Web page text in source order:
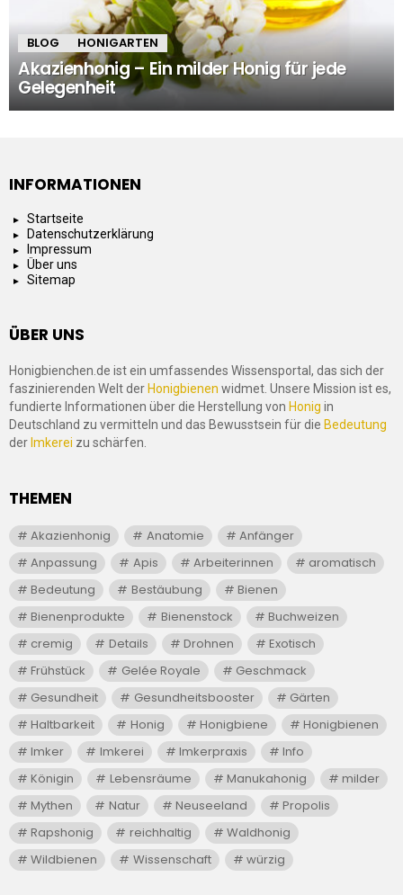
BLOG HONIGARTEN
Akazienhonig – Ein milder Honig für jede
Gelegenheit
INFORMATIONEN
Startseite
Datenschutzerklärung
Impressum
Über uns
Sitemap
ÜBER UNS
Honigbienchen.de ist ein umfassendes Wissensportal, das sich der
faszinierenden Welt der Honigbienen widmet. Unsere Mission ist es,
fundierte Informationen über die Herstellung von Honig in
Deutschland zu vermitteln und das Bewusstsein für die Bedeutung
der Imkerei zu schärfen.
THEMEN
Akazienhonig Anatomie
Anfänger
Anpassung
Apis Arbeiterinnen
aromatisch
Bedeutung
Bestäubung
Bienen
Bienenprodukte
Bienenstock
Buchweizen
cremig
Details Drohnen
Exotisch
Frühstück
Gelée Royale
Geschmack
Gesundheit
Gesundheitsbooster
Gärten
Haltbarkeit
Honig Honigbiene
Honigbienen
Imker
Imkerei Imkerpraxis
Info
Königin
Lebensräume Manukahonig
milder
Mythen
Natur Neuseeland
Propolis
Rapshonig
reichhaltig
Waldhonig
Wildbienen
Wissenschaft würzig